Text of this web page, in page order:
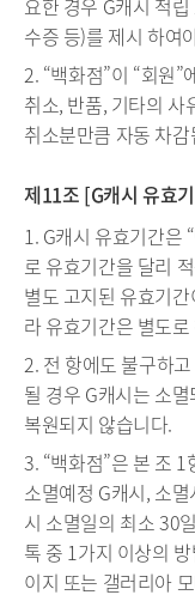
요한 경우 G캐시 적
수증 등)를 제시 하여
2. “백화점”이 “회원
취소, 반품, 기타의 사
취소분만큼 자동 차감
제11조 [G캐시 유효
1. G캐시 유효기간은
로 유효기간을 달리
별도 고지된 유효기
라 유효기간은 별도
2. 전 항에도 불구하
될 경우 G캐시는 소
복원되지 않습니다.
3. “백화점”은 본 조
소멸예정 G캐시, 소
시 소멸일의 최소 30
톡 중 1가지 이상의
이지 또는 갤러리아